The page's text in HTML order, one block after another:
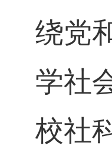
绕党
学社
校社